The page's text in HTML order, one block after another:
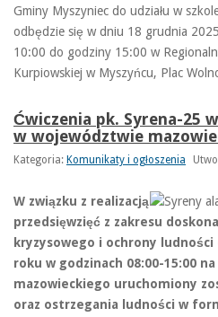
Gminy Myszyniec do udziału w
odbędzie się w dniu 18 grudnia
10:00 do godziny 15:00 w
Kurpiowskiej w Myszyńcu, Plac
Ćwiczenia pk. Syrena-25
w województwie
Kategoria: Komunikaty i ogłoszenia
W związku z realizacją
przedsięwzięć z zakresu
kryzysowego i ochrony ludności
roku w godzinach 08:00-15:00
mazowieckiego uruchomiony
oraz ostrzegania ludności w